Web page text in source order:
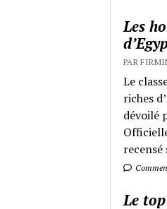
Les
PAR
Le
riches
dévoilé
Le